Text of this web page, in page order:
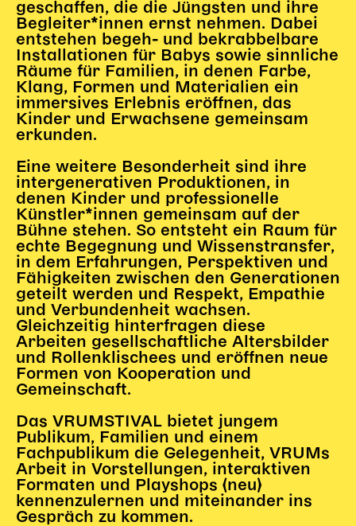
Unser Blog
Team
Künstler*innen 2025/26
Bühnen + Studios
Leitlinien
Kulturpatenschaft
20 Jahre Dschungel Wien
SERVICE
Karten + Preise
Anfahrt
Vermietung
Café
Newsletter
SPENDEN + FÖRDERN
SUCHESuchbegriffe
Suchen
geschaffen, die die Jüngsten und ihre
Begleiter*innen ernst nehmen. Dabei
entstehen begeh- und bekrabbelbare
Installationen für Babys sowie sinnliche
Räume für Familien, in denen Farbe,
Klang, Formen und Materialien ein
immersives Erlebnis eröffnen, das
Kinder und Erwachsene gemeinsam
erkunden.
Eine weitere Besonderheit sind ihre
intergenerativen Produktionen, in
denen Kinder und professionelle
Künstler*innen gemeinsam auf der
Bühne stehen. So entsteht ein Raum für
echte Begegnung und Wissenstransfer,
in dem Erfahrungen, Perspektiven und
Fähigkeiten zwischen den Generationen
geteilt werden und Respekt, Empathie
und Verbundenheit wachsen.
Gleichzeitig hinterfragen diese
Arbeiten gesellschaftliche Altersbilder
und Rollenklischees und eröffnen neue
Formen von Kooperation und
Gemeinschaft.
Das VRUMSTIVAL bietet jungem
Publikum, Familien und einem
Fachpublikum die Gelegenheit, VRUMs
Arbeit in Vorstellungen, interaktiven
Formaten und Playshops (neu)
kennenzulernen und miteinander ins
Gespräch zu kommen.